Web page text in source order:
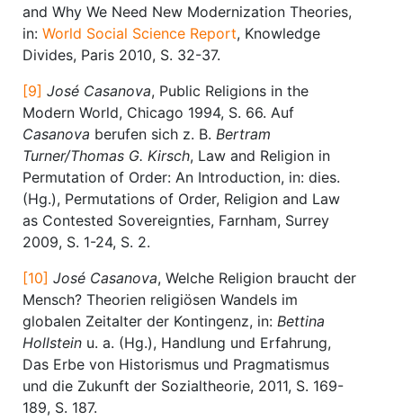
and Why We Need New Modernization Theories,
in: World Social Science Report, Knowledge
Divides, Paris 2010, S. 32-37.
[9] José Casanova, Public Religions in the
Modern World, Chicago 1994, S. 66. Auf
Casanova berufen sich z. B. Bertram
Turner/Thomas G. Kirsch, Law and Religion in
Permutation of Order: An Introduction, in: dies.
(Hg.), Permutations of Order, Religion and Law
as Contested Sovereignties, Farnham, Surrey
2009, S. 1-24, S. 2.
[10] José Casanova, Welche Religion braucht der
Mensch? Theorien religiösen Wandels im
globalen Zeitalter der Kontingenz, in: Bettina
Hollstein u. a. (Hg.), Handlung und Erfahrung,
Das Erbe von Historismus und Pragmatismus
und die Zukunft der Sozialtheorie, 2011, S. 169-
189, S. 187.